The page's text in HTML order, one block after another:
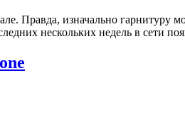
Правда, изначально гарнитуру
нескольких недель в сети